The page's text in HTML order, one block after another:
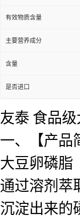
有效物质含量
主要营养成分
含量
是否进口
友泰 食品
一、【产品
大豆卵磷脂
通过溶剂萃
沉淀出来的